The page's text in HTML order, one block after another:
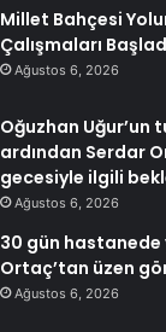
Millet Bahçesi
Çalışmaları
Ağustos 6, 2026
Oğuzhan Uğur’un
ardından Serdar
gecesiyle ilgili
Ağustos 6, 2026
30 gün hastanede
Ortaç’tan üzen
Ağustos 6, 2026